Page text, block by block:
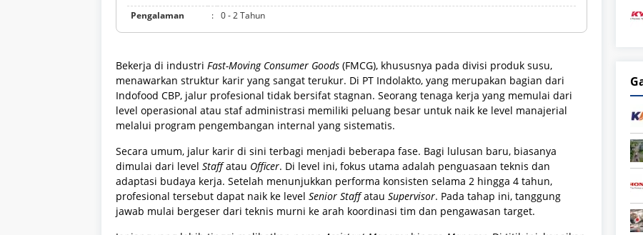
Pengalaman
: 0 - 2 Tahun
Bekerja di industri Fast-Moving Consumer Goods (FMCG), khususnya pada divisi produk susu,
menawarkan struktur karir yang sangat terukur. Di PT Indolakto, yang merupakan bagian dari
Indofood CBP, jalur profesional tidak bersifat stagnan. Seorang tenaga kerja yang memulai dari
level operasional atau staf administrasi memiliki peluang besar untuk naik ke level manajerial
melalui program pengembangan internal yang sistematis.
Secara umum, jalur karir di sini terbagi menjadi beberapa fase. Bagi lulusan baru, biasanya
dimulai dari level Staffatau Officer. Di level ini, fokus utama adalah penguasaan teknis dan
adaptasi budaya kerja. Setelah menunjukkan performa konsisten selama 2 hingga 4 tahun,
profesional tersebut dapat naik ke level Senior Staffatau Supervisor. Pada tahap ini, tanggung
jawab mulai bergeser dari teknis murni ke arah koordinasi tim dan pengawasan target.